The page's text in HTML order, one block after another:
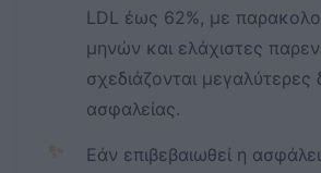
LDL έως 62%, με
μηνών και ελάχιστες
σχεδιάζονται μεγαλύτερες
ασφαλείας.
✨
Εάν επιβεβαιωθεί η